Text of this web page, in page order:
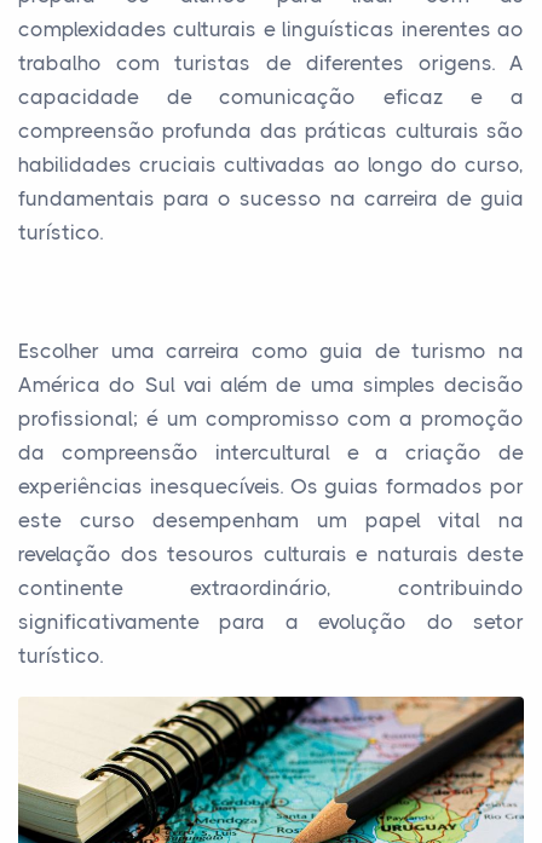
complexidades culturais e linguísticas inerentes ao
trabalho com turistas de diferentes origens. A
capacidade de comunicação eficaz e a
compreensão profunda das práticas culturais são
habilidades cruciais cultivadas ao longo do curso,
fundamentais para o sucesso na carreira de guia
turístico.
Escolher uma carreira como guia de turismo na
América do Sul vai além de uma simples decisão
profissional; é um compromisso com a promoção
da compreensão intercultural e a criação de
experiências inesquecíveis. Os guias formados por
este curso desempenham um papel vital na
revelação dos tesouros culturais e naturais deste
continente extraordinário, contribuindo
significativamente para a evolução do setor
turístico.